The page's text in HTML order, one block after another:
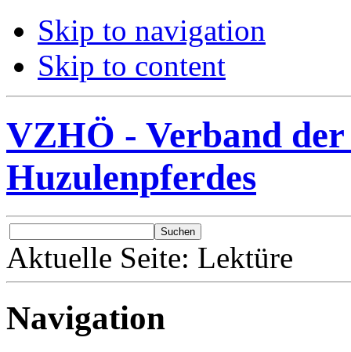
Skip to navigation
Skip to content
VZHÖ - Verband der
Huzulenpferdes
Aktuelle Seite: Lektüre
Navigation